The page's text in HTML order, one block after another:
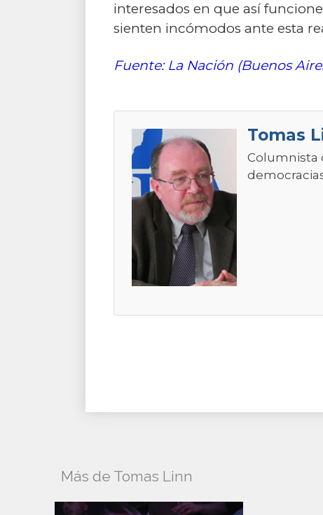
interesados en que así
sienten incómodos ante esta
Fuente: La Nación (Buenos
Tomas
Columnista
Más de Tomas Linn